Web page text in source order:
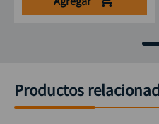
Productos